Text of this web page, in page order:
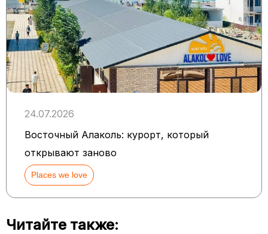
24.07.2026
Восточный Алаколь: курорт, который
открывают заново
Places we love
Читайте также: